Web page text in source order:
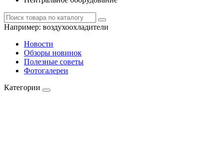
Например: воздухоохладители
Новости
Обзоры новинок
Полезные советы
Фотогалереи
Категории